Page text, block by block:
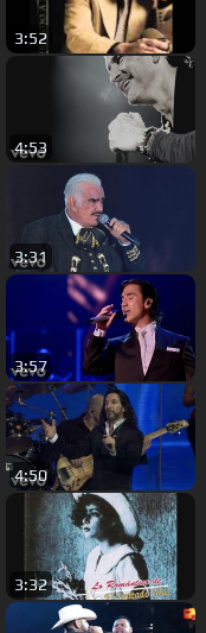
3:52
4:53
3:31
3:57
4:50
3:32